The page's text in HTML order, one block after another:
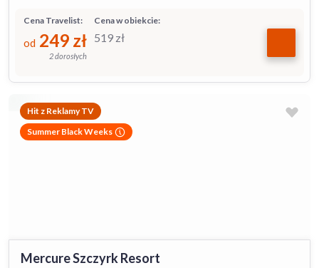
Cena w obiekcie:
519 zł
Cena Travelist:
od 249 zł
2 dorosłych
Hit z Reklamy TV
Summer Black Weeks
Mercure Szczyrk Resort